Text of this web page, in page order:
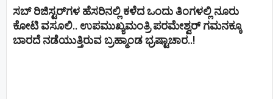
ಸಬ್ ರಿಜಿಸ್ಟರ್​ಗಳ ಹೆಸರಿನಲ್ಲಿ ಕಳೆದ ಒಂದು ತಿಂಗಳಲ್ಲಿ ನೂರು
ಕೋಟಿ ವಸೂಲಿ.. ಉಪಮುಖ್ಯಮಂತ್ರಿ ಪರಮೇಶ್ವರ್​ ಗಮನಕ್ಕೂ
ಬಾರದೆ ನಡೆಯುತ್ತಿರುವ ಬ್ರಹ್ಮಾಂಡ ಭ್ರಷ್ಟಾಚಾರ..!